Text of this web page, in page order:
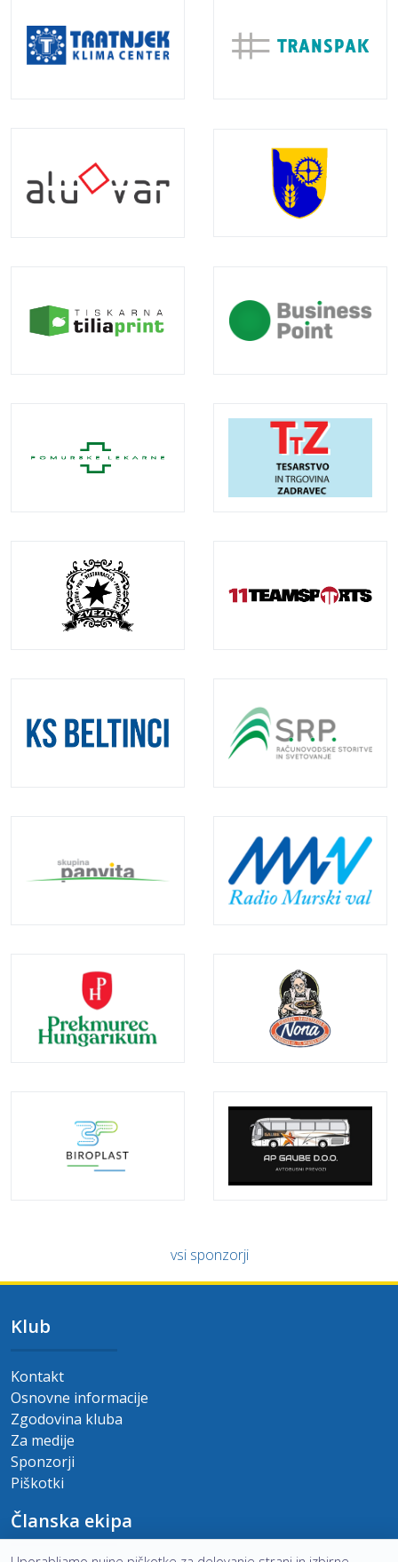
vsi sponzorji
Klub
Kontakt
Osnovne informacije
Zgodovina kluba
Za medije
Sponzorji
Piškotki
Članska ekipa